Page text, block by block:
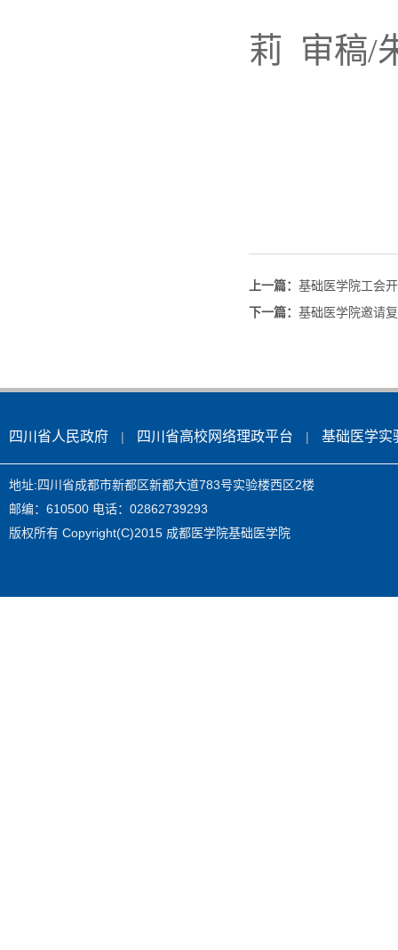
莉 审稿/
上一篇： 基础医学院工会
下一篇： 基础医学院邀请
四川省人民政府 | 四川省高校网络理政平台 | 基础医学实
地址:四川省成都市新都区新都大道783号实验楼西区2楼
邮编：610500 电话：02862739293
版权所有 Copyright(C)2015 成都医学院基础医学院